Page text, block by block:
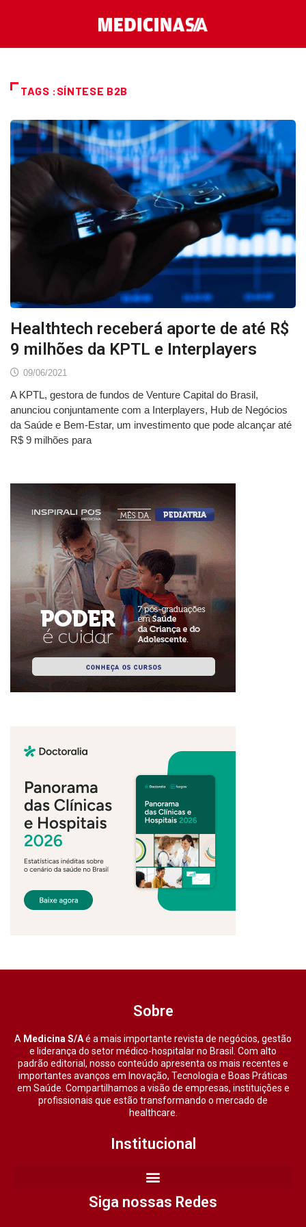
TAGS :SÍNTESE B2B
Healthtech receberá aporte de até R$
9 milhões da KPTL e Interplayers
09/06/2021
A KPTL, gestora de fundos de Venture Capital do Brasil,
anunciou conjuntamente com a Interplayers, Hub de Negócios
da Saúde e Bem-Estar, um investimento que pode alcançar até
R$ 9 milhões para
Sobre
A Medicina S/Aé a mais importante revista de negócios, gestão
e liderança do setor médico-hospitalar no Brasil. Com alto
padrão editorial, nosso conteúdo apresenta os mais recentes e
importantes avanços em Inovação, Tecnologia e Boas Práticas
em Saúde. Compartilhamos a visão de empresas, instituições e
profissionais que estão transformando o mercado de
healthcare.
Institucional
Siga nossas Redes